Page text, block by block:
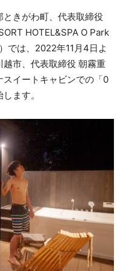
きがわ町、代表取締役
HOTEL&SPA O Park
では、2022年11月4日よ
越市、代表取締役 朝霧重
イートキャビンでの「0
ます。